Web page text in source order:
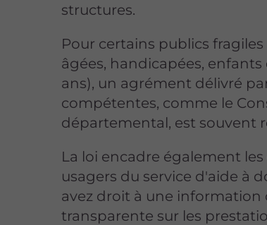
structures.
Pour certains publics
âgées, handicapées, enfants
ans), un agrément délivré
compétentes, comme le
départemental, est souvent
La loi encadre également
usagers du service d'aide à
avez droit à une information
transparente sur les